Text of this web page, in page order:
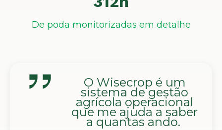
De poda monitorizadas em detalhe
O Wisecrop é um
sistema de gestão
agrícola operacional
que me ajuda a saber
a quantas ando.